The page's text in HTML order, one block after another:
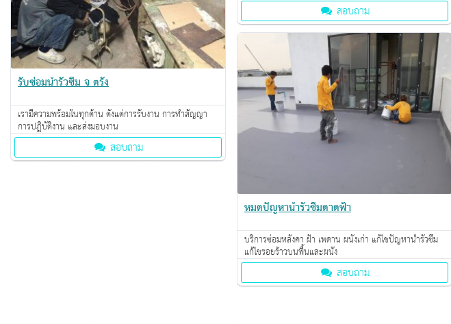
สอบถาม
รับซ่อมน้ำรั่วซึม จ ตรัง
เรามีความพร้อมในทุกด้าน ตั้งแต่การรับงาน การทำสัญญา
การปฎิบัติงาน และส่งมอบงาน
สอบถาม
หมดปัญหาน้ำรั่วซึมดาดฟ้า
บริการซ่อมหลังคา ฝ้า เพดาน ผนังเก่า แก้ไขปัญหาน้ำรั่วซึม
แก้ไขรอยร้าวบนพื้นและผนัง
สอบถาม